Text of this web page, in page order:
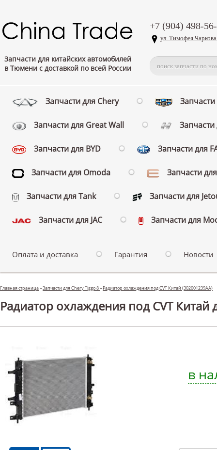
Запчасти для китайских автомобилей
в Тюмени с доставкой по всей России
+7 (904) 498-
ул. Тимофея
Запчасти для Chery
Запчасти для Great Wall
Запчасти для BYD Запчасти для
Запчасти для Omoda Запчасти
Запчасти для Tank Запчасти для
Запчасти для JAC Запчасти для
Оплата и доставка Гарантия Новости
Главная страница»Запчасти для Chery Tiggo 8» Радиатор охлаждения под CVT Китай (302001239AA)
Радиатор охлаждения под CVT Китай
в